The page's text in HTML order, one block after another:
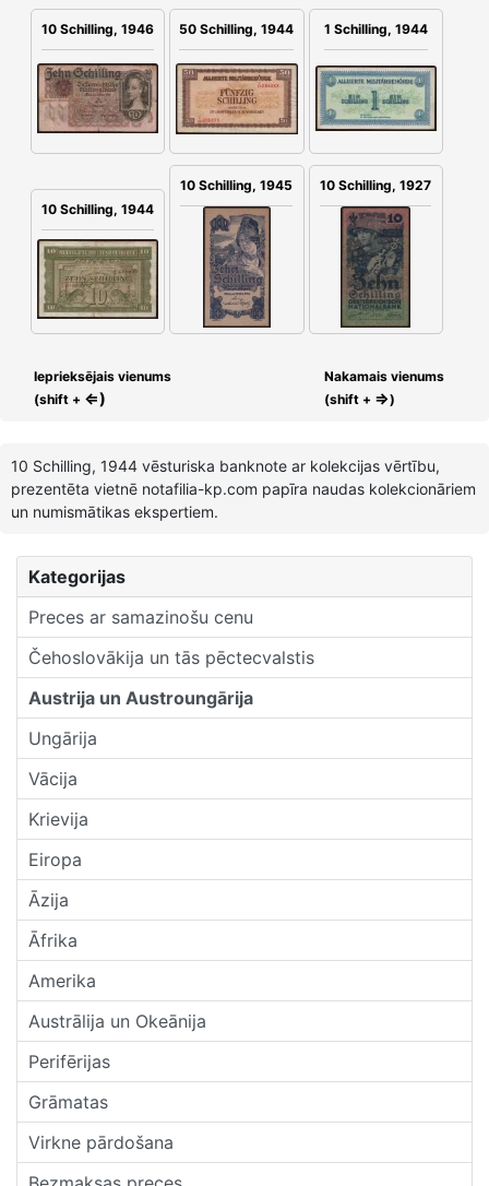
Kategorijas
Preces ar samazinošu cenu
Čehoslovākija un tās pēctecvalstis
Austrija un Austroungārija
Ungārija
Vācija
Krievija
Eiropa
Āzija
Āfrika
Amerika
Austrālija un Okeānija
Perifērijas
Grāmatas
Virkne pārdošana
10 Schilling, 1946 50 Schilling, 1944 1 Schilling, 1944
10 Schilling, 1944
10 Schilling, 1945 10 Schilling, 1927
Ieprieksējais vienums
(shift + ⇐)
Nakamais vienums
(shift + ⇒)
10 Schilling, 1944 vēsturiska banknote ar kolekcijas vērtību,
prezentēta vietnē notafilia-kp.com papīra naudas kolekcionāriem
un numismātikas ekspertiem.